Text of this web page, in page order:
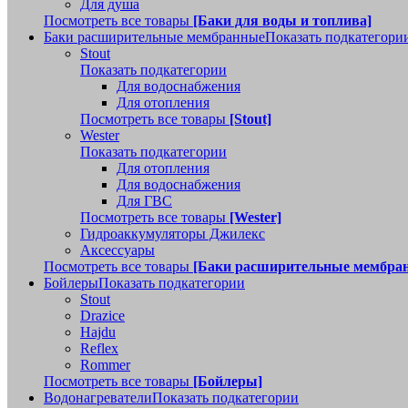
Для душа
Посмотреть все товары [Баки для воды и топлива]
Баки расширительные мембранныеПоказать
Stout
Показать подкатегории
Для водоснабжения
Для отопления
Посмотреть все товары [Stout]
Wester
Показать подкатегории
Для отопления
Для водоснабжения
Для ГВС
Посмотреть все товары [Wester]
Гидроаккумуляторы Джилекс
Аксессуары
Посмотреть все товары [Баки расширительные
БойлерыПоказать подкатегории
Stout
Drazice
Hajdu
Reflex
Rommer
Посмотреть все товары [Бойлеры]
ВодонагревателиПоказать подкатегории